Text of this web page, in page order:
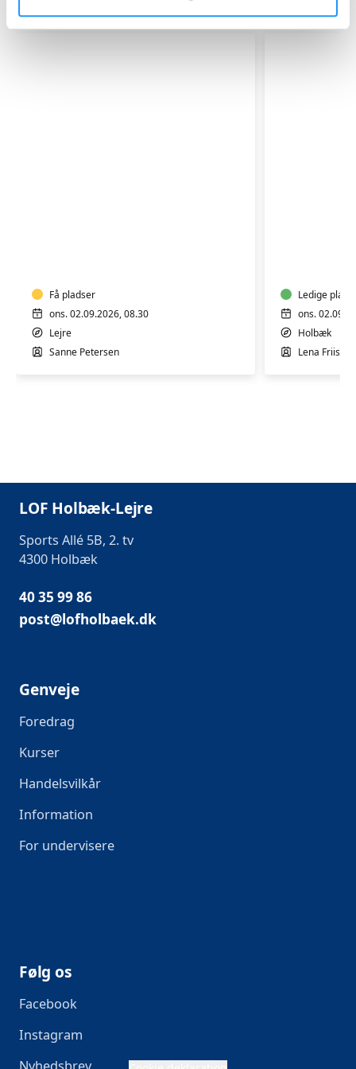
Relaterede hold
Få pladser
ons. 02.09.2026, 08.30
Lejre
Sanne Petersen
Ledige
ons.
Holbæk
Lena Friis
LOF Holbæk-Lejre
Sports Allé 5B, 2. tv
4300 Holbæk
40 35 99 86
post@lofholbaek.dk
Genveje
Foredrag
Kurser
Handelsvilkår
Information
For undervisere
Følg os
Facebook
Instagram